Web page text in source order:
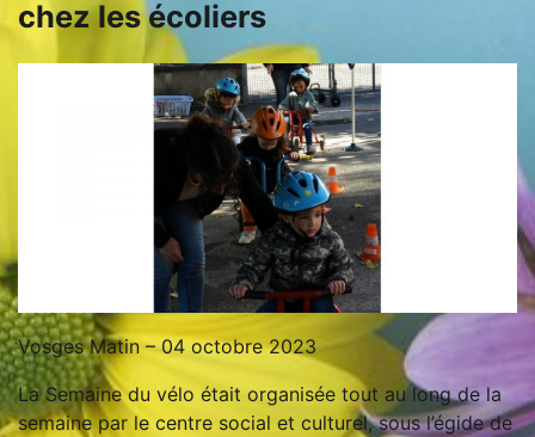
chez les écoliers
Vosges Matin – 04 octobre 2023
La Semaine du vélo était organisée tout au long de la
semaine par le centre social et culturel, sous l’égide de